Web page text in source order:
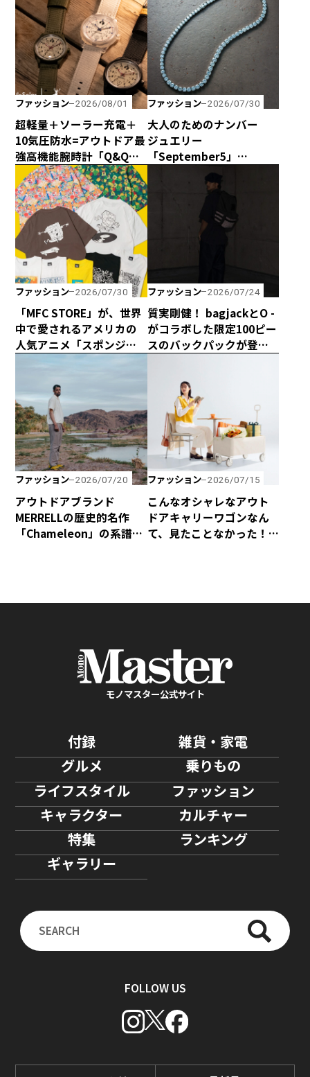
ファッション 2026/08/01
超軽量＋ソーラー充電＋
10気圧防水=アウトドア最
強高機能腕時計「Q&Q
Smile Solar × CAPTAIN
STAG」のダブル50周年記
念コラボウォッチが誕
生！
ファッション 2026/07/30
大人のためのナンバー
ジュエリー
「September5」
の“September5 Number
Series”に新アイテムが登
場！ エシカルな輝きで
日常に寄り添う「ラボグ
ロウンダイヤモンド」の
魅力とは？
ファッション 2026/07/30
「MFC STORE」が、世界
中で愛されるアメリカの
人気アニメ「スポンジ・
ボブ」とコラボアイテム
ファッション 2026/07/24
質実剛健！ bagjackとO -
がコラボした限定100ピー
スのバックパックが登
ファッション 2026/07/20
アウトドアブランド
MERRELLの歴史的名作
「Chameleon」の系譜を
ファッション 2026/07/15
こんなオシャレなアウト
ドアキャリーワゴンなん
て、見たことなかった！
モノマスター公式サイト
付録
雑貨・家電
グルメ
乗りもの
ライフスタイル
ファッション
キャラクター
カルチャー
特集
ランキング
ギャラリー
FOLLOW US